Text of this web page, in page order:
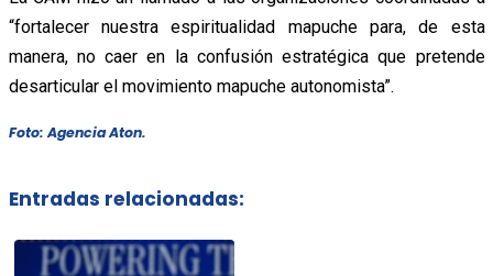
“fortalecer nuestra espiritualidad mapuche para, de esta
manera, no caer en la confusión estratégica que pretende
desarticular el movimiento mapuche autonomista”.
Foto: Agencia Aton.
Entradas relacionadas: